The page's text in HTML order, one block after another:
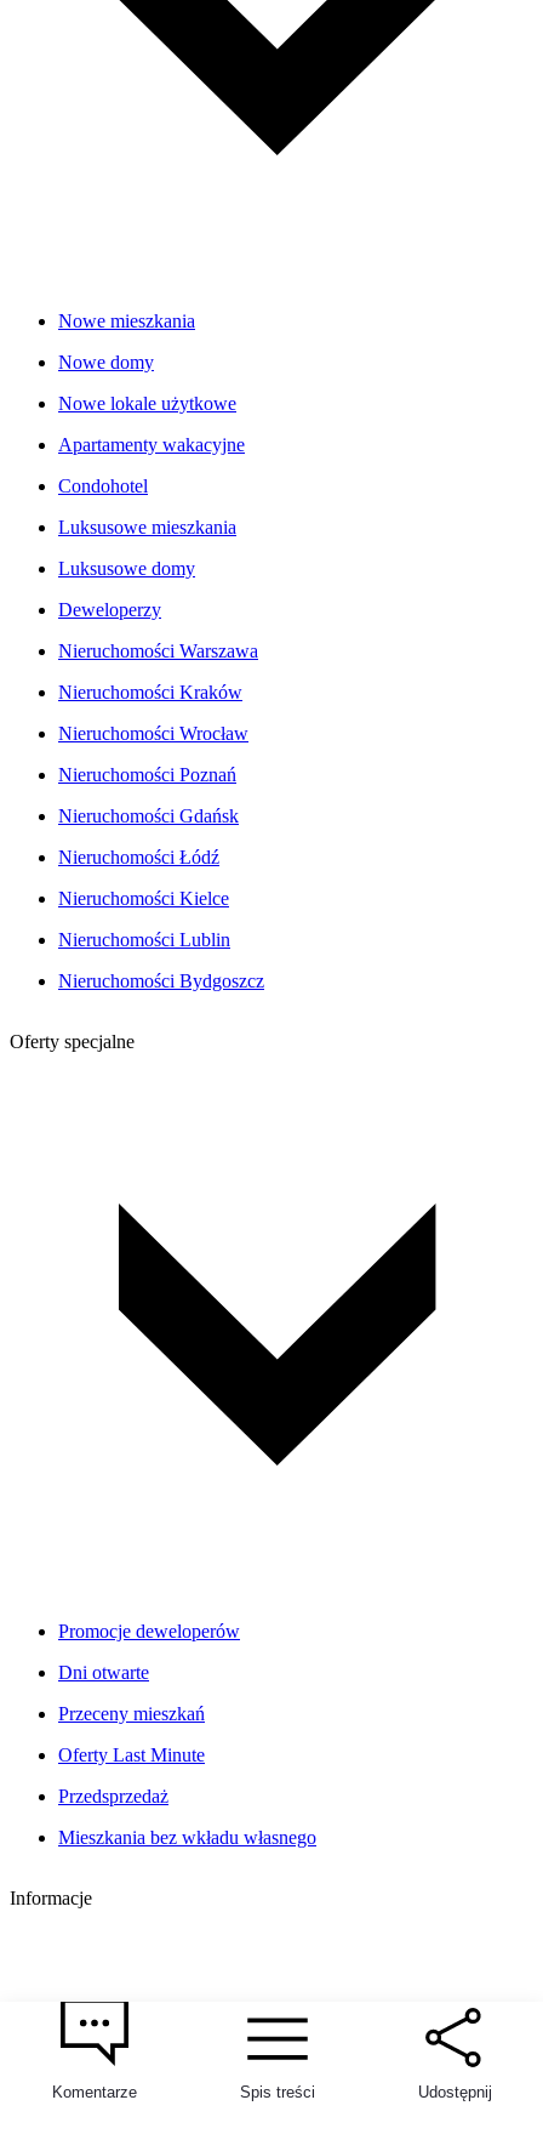
Komentarze Spis treści Udostępnij
Nowe mieszkania
Nowe domy
Nowe lokale użytkowe
Apartamenty wakacyjne
Condohotel
Luksusowe mieszkania
Luksusowe domy
Deweloperzy
Nieruchomości Warszawa
Nieruchomości Kraków
Nieruchomości Wrocław
Nieruchomości Poznań
Nieruchomości Gdańsk
Nieruchomości Łódź
Nieruchomości Kielce
Nieruchomości Lublin
Nieruchomości Bydgoszcz
Oferty specjalne
Promocje deweloperów
Dni otwarte
Przeceny mieszkań
Oferty Last Minute
Przedsprzedaż
Mieszkania bez wkładu własnego
Informacje